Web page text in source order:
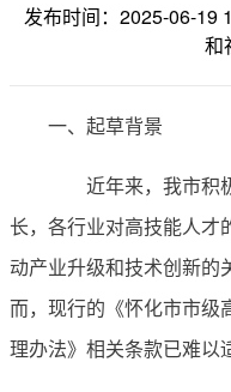
发布时间：2025-06-19
和
一、起草背景
近年来，我市积
长，各行业对高技能人才
动产业升级和技术创新的
而，现行的《怀化市市级
理办法》相关条款已难以